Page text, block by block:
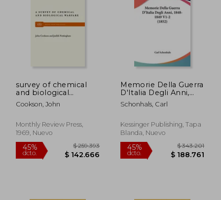
$ 94.854 dcto. $
survey of chemical
and biological
warfare (en Inglés)
Cookson, John
Monthly Review Press,
1969, Nuevo
Memorie Della Guerra
D'Italia Degli Anni,
1848-1849 V1-2 (1852)
(en Italiano)
Schonhals, Carl
Kessinger Publishing, Tapa
Blanda, Nuevo